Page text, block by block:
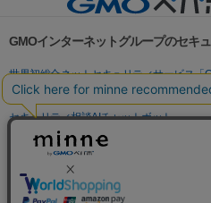
GMOインターネットグループのセキ
世界初総合ネットセキュリティサービス「
パスワード漏洩診断
Webサイトリスク
セキュリティ相談AIチャットボット
実在証明・盗聴対策
サイバー攻撃対策（GMO Flatt Security）